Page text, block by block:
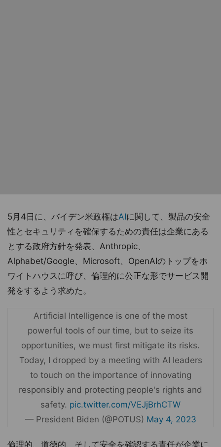
5月4日に、バイデン米政権はAIに関して、製品の安全
性とセキュリティを確保するための責任は企業にある
とする政府方針を発表、Anthropic、
Alphabet/Google、Microsoft、OpenAIのトップをホ
ワイトハウスに呼び、倫理的に公正な形でサービス開
発をするよう求めた。
Artificial Intelligence is one of the most
powerful tools of our time, but to seize its
opportunities, we must first mitigate its risks.
Today, I dropped by a meeting with AI leaders
to touch on the importance of innovating
responsibly and protecting people's rights and
safety. pic.twitter.com/VEJjBrhCTW
— President Biden (@POTUS) May 4, 2023
倫理的、道徳的、そして安全を確認する責任が企業に